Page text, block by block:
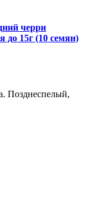
черри
до 15г (10 семян)
Позднеспелый,